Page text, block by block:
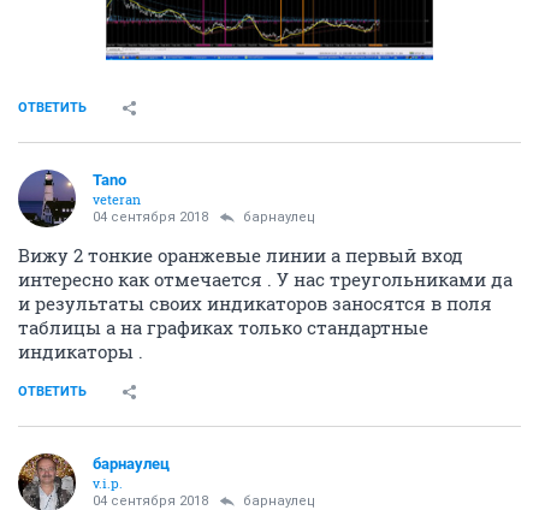
ОТВЕТИТЬ
Tano
veteran
04 сентября 2018 барнаулец
Вижу 2 тонкие оранжевые линии а первый вход
интересно как отмечается . У нас треугольниками да
и результаты своих индикаторов заносятся в поля
таблицы а на графиках только стандартные
индикаторы .
ОТВЕТИТЬ
барнаулец
v.i.p.
04 сентября 2018 барнаулец